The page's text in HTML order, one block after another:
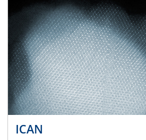
ICAN